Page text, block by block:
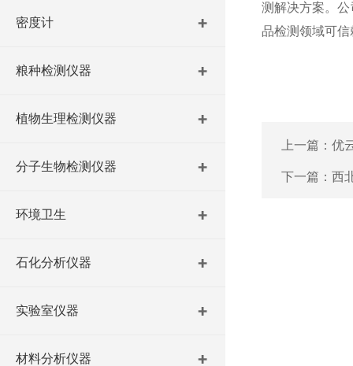
测解决方案。
品检测领域可
上一篇： 优
下一篇： 西
密度计
粮种检测仪器
植物生理检测仪器
分子生物检测仪器
环境卫生
石化分析仪器
实验室仪器
材料分析仪器